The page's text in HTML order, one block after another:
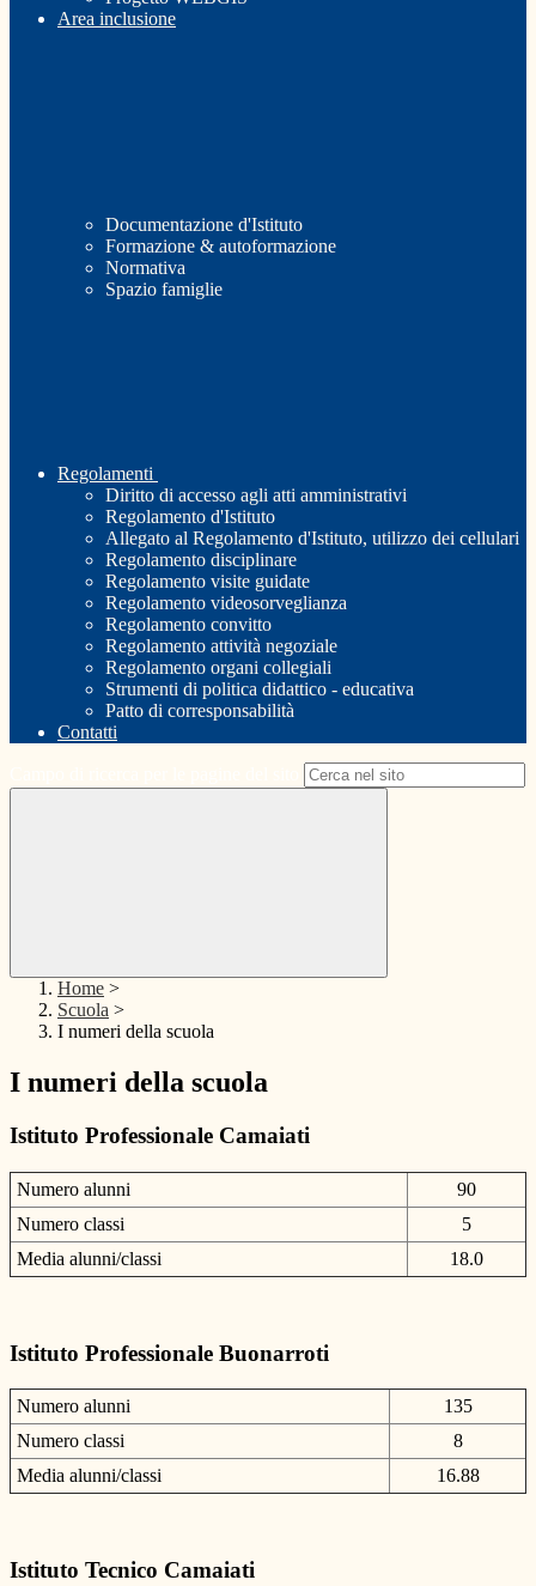
Area inclusione
Documentazione d'Istituto
Formazione & autoformazione
Normativa
Spazio famiglie
Regolamenti
Diritto di accesso agli atti amministrativi
Regolamento d'Istituto
Allegato al Regolamento d'Istituto, utilizzo dei cellulari
Regolamento disciplinare
Regolamento visite guidate
Regolamento videosorveglianza
Regolamento convitto
Regolamento attività negoziale
Regolamento organi collegiali
Strumenti di politica didattico - educativa
Patto di corresponsabilità
Contatti
Home >
Scuola >
I numeri della scuola
I numeri della scuola
Istituto Professionale Camaiati
Numero alunni
90
Numero classi
5
Media alunni/classi
18.0
Istituto Professionale Buonarroti
Numero alunni
135
Numero classi
8
Media alunni/classi
16.88
Istituto Tecnico Camaiati